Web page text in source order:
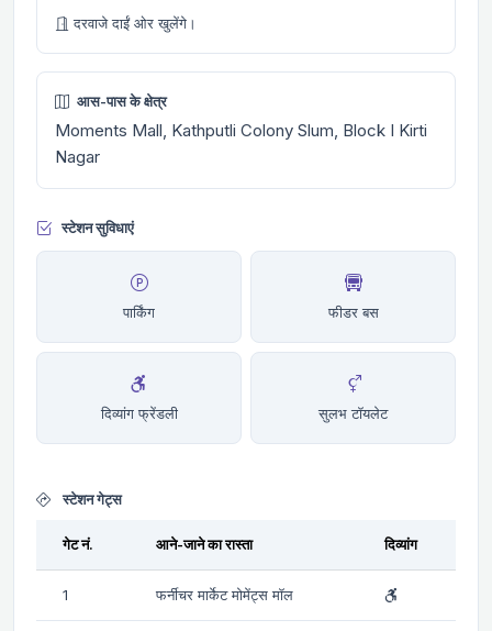
दरवाजे दाईं ओर खुलेंगे।
आस-पास के क्षेत्र
Moments Mall, Kathputli Colony Slum, Block I Kirti
Nagar
स्टेशन सुविधाएं
पार्किंग फीडर बस
दिव्यांग फ्रेंडली सुलभ टॉयलेट
स्टेशन गेट्स
गेट नं. आने-जाने का रास्ता दिव्यांग
1 फर्नीचर मार्केट मोमेंट्स मॉल